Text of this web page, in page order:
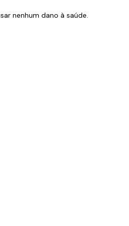
nenhum dano à saúde.